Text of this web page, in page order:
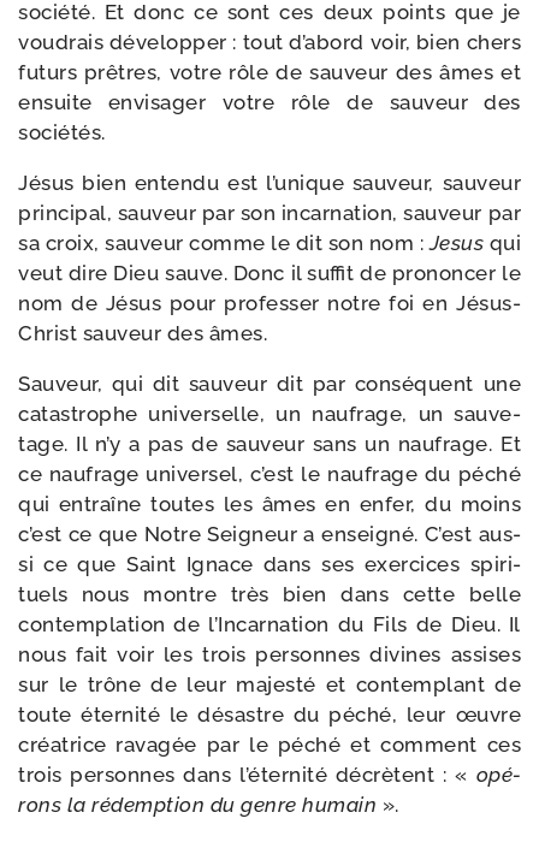
socié­té. Et donc ce sont ces deux points que je
vou­drais déve­lop­per : tout d’a­bord voir, bien chers
futurs prêtres, votre rôle de sau­veur des âmes et
ensuite envi­sa­ger votre rôle de sau­veur des
sociétés.
Jésus bien enten­du est l’unique sau­veur, sau­veur
prin­ci­pal, sau­veur par son incar­na­tion, sau­veur par
sa croix, sau­veur comme le dit son nom :Jesus qui
veut dire Dieu sauve. Donc il suf­fit de pro­non­cer le
nom de Jésus pour pro­fes­ser notre foi en Jésus-​
Christ sau­veur des âmes.
Sauveur, qui dit sau­veur dit par consé­quent une
catas­trophe uni­ver­selle, un nau­frage, un sau­ve­
tage. Il n’y a pas de sau­veur sans un nau­frage. Et
ce nau­frage uni­ver­sel, c’est le nau­frage du péché
qui entraîne toutes les âmes en enfer, du moins
c’est ce que Notre Seigneur a ensei­gné. C’est aus­
si ce que Saint Ignace dans ses exer­cices spi­ri­
tuels nous montre très bien dans cette belle
contem­pla­tion de l’Incarnation du Fils de Dieu. Il
nous fait voir les trois per­sonnes divines assises
sur le trône de leur majes­té et contem­plant de
toute éter­ni­té le désastre du péché, leur œuvre
créa­trice rava­gée par le péché et com­ment ces
trois per­sonnes dans l’éternité décrètent : « opé­
rons la rédemp­tion du genre humain ».